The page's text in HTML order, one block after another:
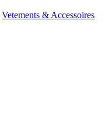
Vetements & Accessoires